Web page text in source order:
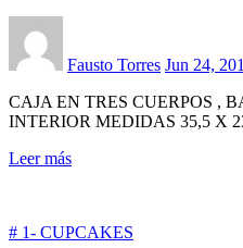
Fausto Torres Jun 24,
CAJA EN TRES CUERPOS ,
INTERIOR MEDIDAS 35,5 X
Leer más
# 1- CUPCAKES